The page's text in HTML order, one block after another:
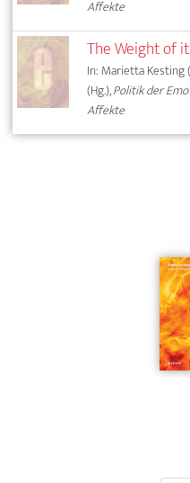
Affekte
The Weight of
In: Marietta Kesting
(Hg.),Politik der
Affekte